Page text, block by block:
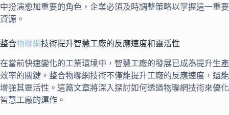
中扮演愈加重要的角色，企業必須及時調整策略以掌握這一重要
資源。
整合物聯網技術提升智慧工廠的反應速度和靈活性
在當前快速變化的工業環境中，智慧工廠的發展已成為提升生產
效率的關鍵。整合物聯網技術不僅能提升工廠的反應速度，還能
增強其靈活性。這篇文章將深入探討如何透過物聯網技術來優化
智慧工廠的運作。